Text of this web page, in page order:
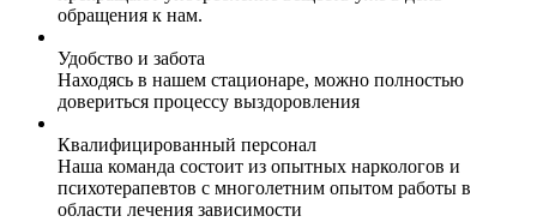
обращения к нам.
Удобство и забота
Находясь в нашем стационаре, можно полностью
довериться процессу выздоровления
Квалифицированный персонал
Наша команда состоит из опытных наркологов и
психотерапевтов с многолетним опытом работы в
области лечения зависимости